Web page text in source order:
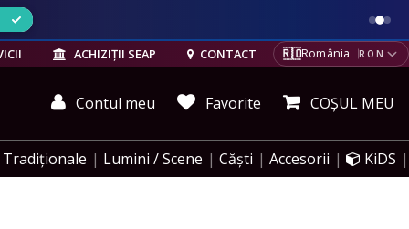
ACHIZIȚII SEAP CONTACT 🇷🇴România RON
Contul meu Favorite COȘUL MEU
Tradiționale Lumini / Scene Căști Accesorii KiDS